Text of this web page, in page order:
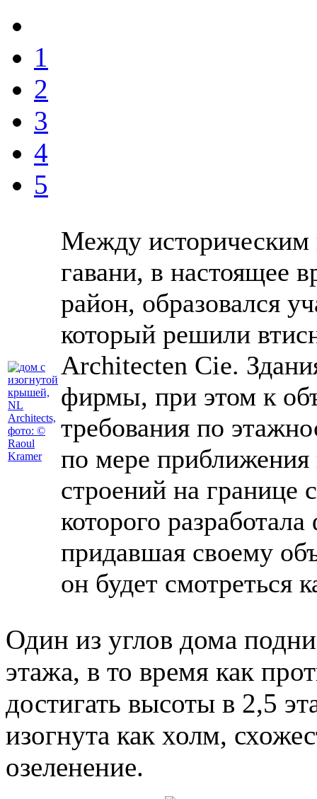
1
2
3
4
5
Между историческим
гавани, в настоящее
район, образовался
который решили
Architecten Cie.
фирмы, при этом к
требования по
по мере
строений на границе
которого
придавшая своему
он будет смотреться
Один из углов дома
этажа, в то время как
достигать высоты в 2,5
изогнута как холм,
озеленение.